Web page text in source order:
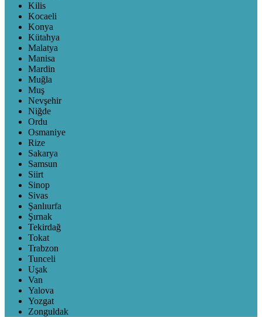
Kilis
Kocaeli
Konya
Kütahya
Malatya
Manisa
Mardin
Muğla
Muş
Nevşehir
Niğde
Ordu
Osmaniye
Rize
Sakarya
Samsun
Siirt
Sinop
Sivas
Şanlıurfa
Şırnak
Tekirdağ
Tokat
Trabzon
Tunceli
Uşak
Van
Yalova
Yozgat
Zonguldak